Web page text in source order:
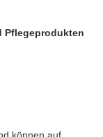
Pflegeprodukten